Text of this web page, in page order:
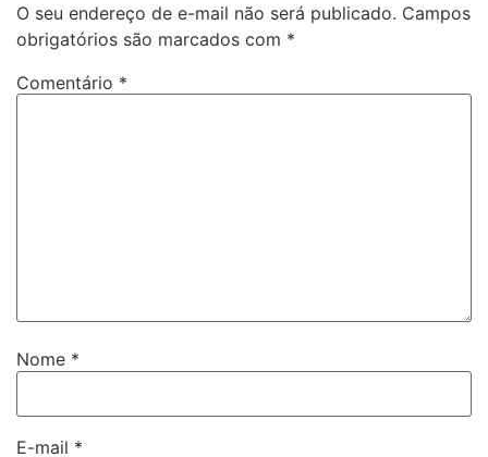
O seu endereço de e-mail não será publicado. Campos
obrigatórios são marcados com *
Comentário *
Nome *
E-mail *